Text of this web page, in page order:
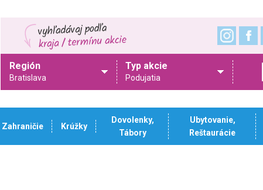
Región
Bratislava
Typ akcie
Podujatia
Zahraničie Krúžky
Dovolenky,
Tábory
Ubytovanie,
Reštaurácie